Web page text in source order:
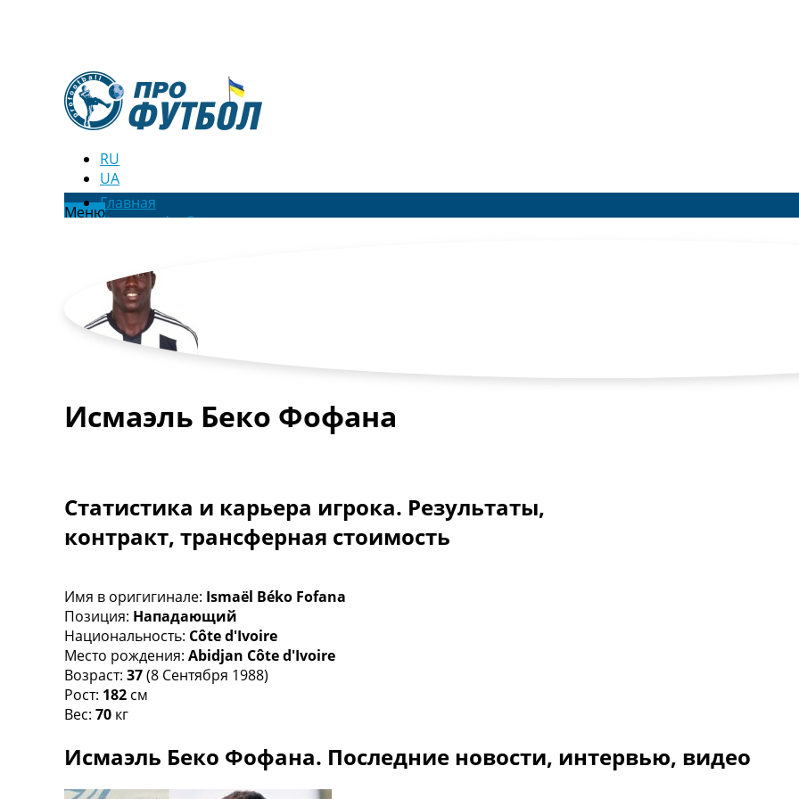
RU
UA
МенюГлавная
Новости футбола
Новости футбола Украины
Последние комментарии
Конкурс прогнозов
Логин
Рейтинги
Турниры
Англия. Премьер Лига
Испания. Ла Лига
Другие Турниры >>>
Таблицы групп Чемпионата Мира
Украина. Премьер-Лига
Украина. Первая Лига
Лига Чемпионов. Таблицы групп
Англия. Премьер-Лига
Испания. Ла Лига
Рейтинг стран УЕФА
Рейтинг клубов УЕФА
Рейтинг ФИФА
Исмаэль Беко Фофана
Статистика и карьера игрока. Результаты,
контракт, трансферная стоимость
Имя в оригигинале: Ismaël Béko Fofana
Позиция: Нападающий
Национальность: Côte d'Ivoire
Место рождения: Abidjan Côte d'Ivoire
Возраст: 37(8 Сентября 1988)
Рост: 182 см
Вес: 70 кг
Исмаэль Беко Фофана. Последние новости, интервью, видео